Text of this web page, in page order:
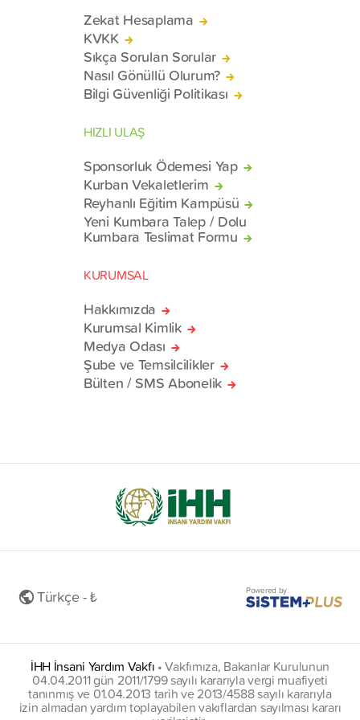
Zekat Hesaplama
KVKK
Sıkça Sorulan Sorular
Nasıl Gönüllü Olurum?
Bilgi Güvenliği Politikası
HIZLI ULAŞ
Sponsorluk Ödemesi Yap
Kurban Vekaletlerim
Reyhanlı Eğitim Kampüsü
Yeni Kumbara Talep / Dolu
Kumbara Teslimat Formu
KURUMSAL
Hakkımızda
Kurumsal Kimlik
Medya Odası
Şube ve Temsilcilikler
Bülten / SMS Abonelik
Türkçe - ₺ Powered by
İHH İnsani Yardım Vakfı •Vakfımıza, Bakanlar Kurulunun
04.04.2011 gün 2011/1799 sayılı kararıyla vergi muafiyeti
tanınmış ve 01.04.2013 tarih ve 2013/4588 sayılı kararıyla
izin almadan yardım toplayabilen vakıflardan sayılması kararı